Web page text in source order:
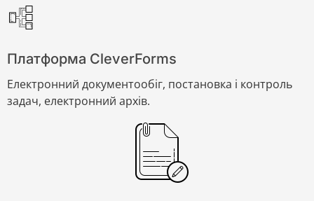
Платформа CleverForms
Електронний документообіг, постановка і контроль
задач, електронний архів.